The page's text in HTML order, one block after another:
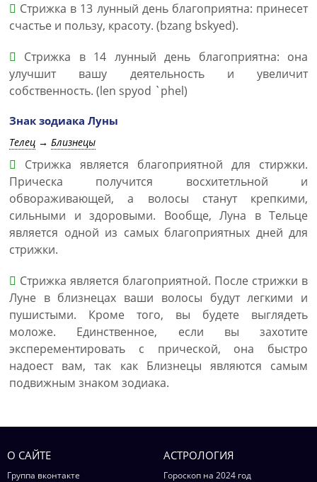
Стрижка в 13 лунный день благоприятна: принесет
счастье и пользу, красоту. (bzang bskyed).
Стрижка в 14 лунный день благоприятна: она
улучшит вашу деятельность и увеличит
собственность. (len spyod `phel)
Знак зодиака Луны
Телец → Близнецы
Стрижка является благоприятной для стиржки.
Прическа получится восхитетльной и
обвораживающей, а волосы станут крепкими,
сильными и здоровыми. Вообще, Луна в Тельце
является одной из самых благоприятных дней для
стрижки.
Стрижка является благоприятной. После стрижки в
Луне в близнецах ваши волосы будут легкими и
пушистыми. Кроме того, вы будете выглядеть
моложе. Единственное, если вы захотите
эксперементировать с прической, она быстро
надоест вам, так как Близнецы являются самым
подвижным знаком зодиака.
О САЙТЕ
Группа вконтакте
АСТРОЛОГИЯ
Гороскоп на 2024 год